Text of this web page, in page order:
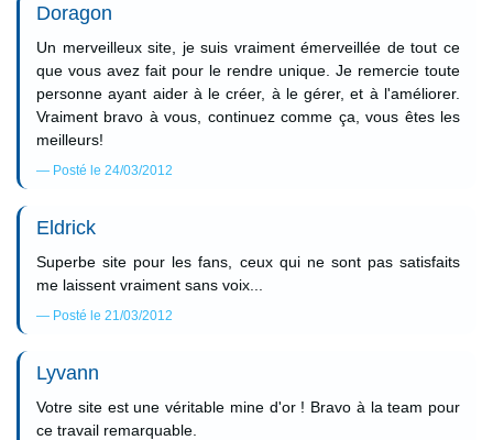
Doragon
Un merveilleux site, je suis vraiment émerveillée de tout ce
que vous avez fait pour le rendre unique. Je remercie toute
personne ayant aider à le créer, à le gérer, et à l'améliorer.
Vraiment bravo à vous, continuez comme ça, vous êtes les
meilleurs!
Posté le 24/03/2012
Eldrick
Superbe site pour les fans, ceux qui ne sont pas satisfaits
me laissent vraiment sans voix...
Posté le 21/03/2012
Lyvann
Votre site est une véritable mine d'or ! Bravo à la team pour
ce travail remarquable.